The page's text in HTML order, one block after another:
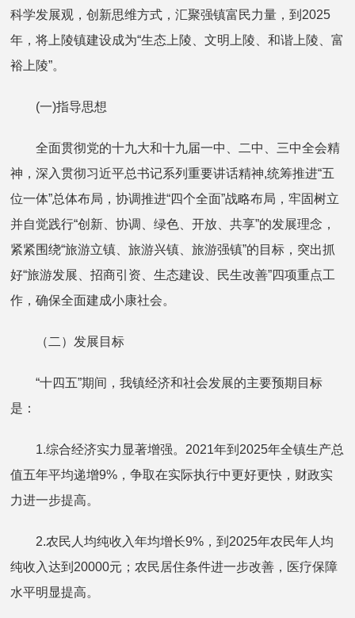
科学发展观，创新思维方式，汇聚强镇富民力量，到2025
年，将上陵镇建设成为“生态上陵、文明上陵、和谐上陵、富
裕上陵”。
(一)指导思想
全面贯彻党的十九大和十九届一中、二中、三中全会精
神，深入贯彻习近平总书记系列重要讲话精神,统筹推进“五
位一体”总体布局，协调推进“四个全面”战略布局，牢固树立
并自觉践行“创新、协调、绿色、开放、共享”的发展理念，
紧紧围绕“旅游立镇、旅游兴镇、旅游强镇”的目标，突出抓
好“旅游发展、招商引资、生态建设、民生改善”四项重点工
作，确保全面建成小康社会。
（二）发展目标
“十四五”期间，我镇经济和社会发展的主要预期目标
是：
1.综合经济实力显著增强。2021年到2025年全镇生产总
值五年平均递增9%，争取在实际执行中更好更快，财政实
力进一步提高。
2.农民人均纯收入年均增长9%，到2025年农民年人均
纯收入达到20000元；农民居住条件进一步改善，医疗保障
水平明显提高。